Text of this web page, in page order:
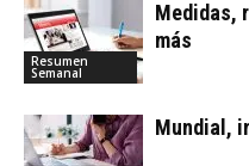
Resumen
Semanal
Medidas,
más
Mundial,